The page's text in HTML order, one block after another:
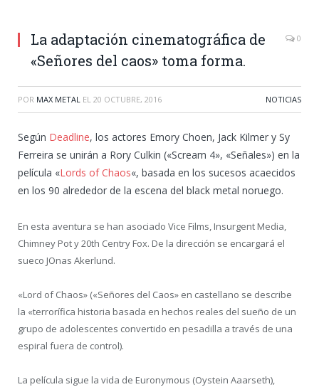
La adaptación cinematográfica de
«Señores del caos» toma forma.
0
POR MAX METAL EL 20 OCTUBRE, 2016 NOTICIAS
Según Deadline, los actores Emory Choen, Jack Kilmer y Sy
Ferreira se unirán a Rory Culkin («Scream 4», «Señales») en la
película «Lords of Chaos«, basada en los sucesos acaecidos
en los 90 alrededor de la escena del black metal noruego.
En esta aventura se han asociado Vice Films, Insurgent Media,
Chimney Pot y 20th Centry Fox. De la dirección se encargará el
sueco JOnas Akerlund.
«Lord of Chaos» («Señores del Caos» en castellano se describe
la «terrorífica historia basada en hechos reales del sueño de un
grupo de adolescentes convertido en pesadilla a través de una
espiral fuera de control).
La película sigue la vida de Euronymous (Oystein Aaarseth),